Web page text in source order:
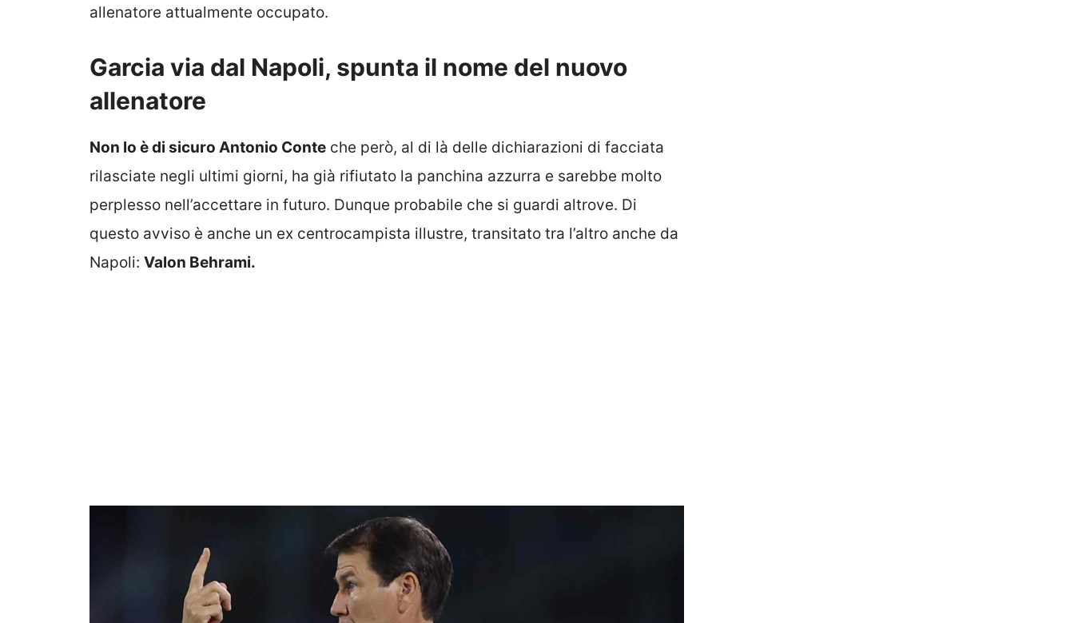
allenatore attualmente occupato.
Garcia via dal Napoli, spunta il nome del nuovo
allenatore
Non lo è di sicuro Antonio Conte che però, al di là delle dichiarazioni di facciata
rilasciate negli ultimi giorni, ha già rifiutato la panchina azzurra e sarebbe molto
perplesso nell’accettare in futuro. Dunque probabile che si guardi altrove. Di
questo avviso è anche un ex centrocampista illustre, transitato tra l’altro anche da
Napoli: Valon Behrami.